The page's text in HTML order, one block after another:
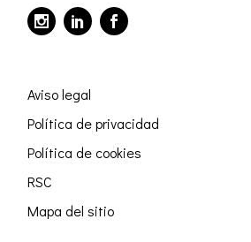
Aviso legal
Política de privacidad
Política de cookies
RSC
Mapa del sitio